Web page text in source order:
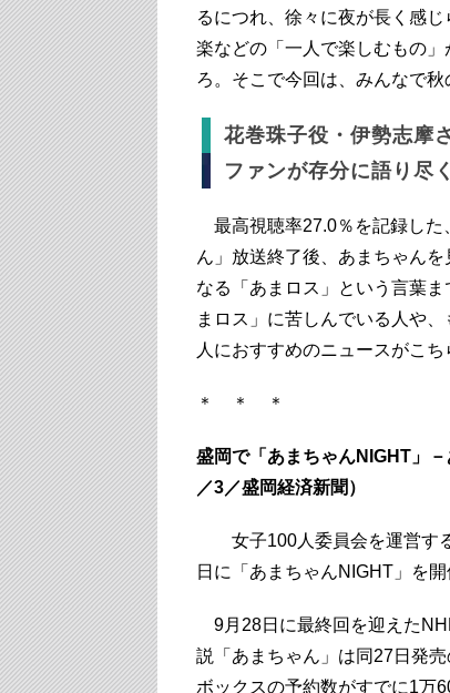
るにつれ、徐々に夜が長く感
楽などの「一人で楽しむもの
ろ。そこで今回は、みんなで秋
花巻珠子役・伊勢志摩
ファンが存分に語り尽
最高視聴率27.0％を記録した
ん」放送終了後、あまちゃん
なる「あまロス」という言葉
まロス」に苦しんでいる人や
人におすすめのニュースがこち
＊ ＊ ＊
盛岡で「あまちゃんNIGHT」
／3／盛岡経済新聞）
女子100人委員会を運営する
日に「あまちゃんNIGHT」を開
9月28日に最終回を迎えた
説「あまちゃん」は同27日発
ボックスの予約数がすでに1万